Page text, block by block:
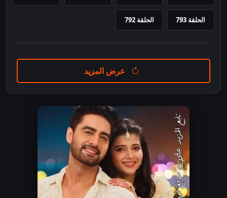
الحلقة 793 الحلقة 792
عرض المزيد